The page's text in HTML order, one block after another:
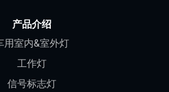
产品介绍
用室内&室外灯
工作灯
信号标志灯